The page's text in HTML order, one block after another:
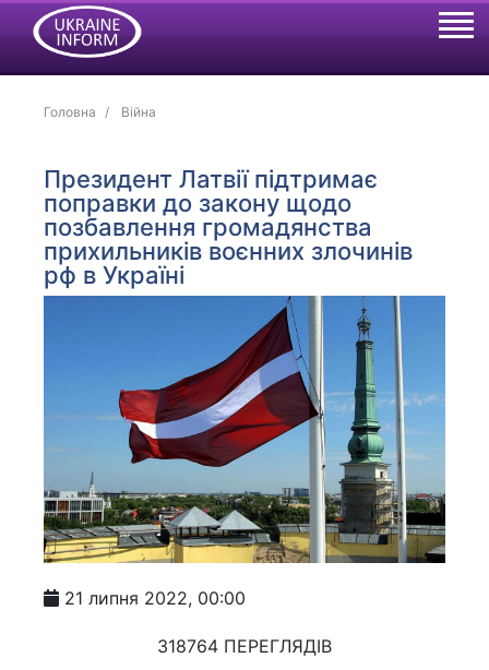
Головна Війна
Президент Латвії підтримає
поправки до закону щодо
позбавлення громадянства
прихильників воєнних злочинів
рф в Україні
21 липня 2022, 00:00
318764 ПЕРЕГЛЯДІВ